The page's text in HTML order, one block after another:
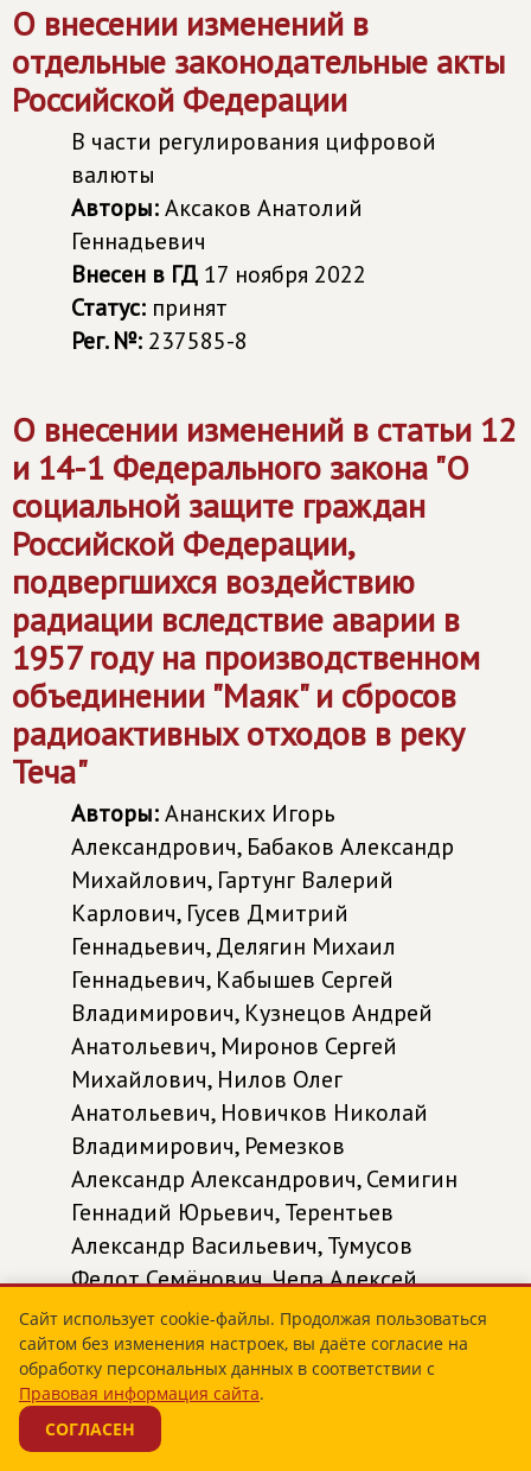
О внесении изменений в
отдельные законодательные акты
Российской Федерации
В части регулирования цифровой
валюты
Авторы:Аксаков Анатолий
Геннадьевич
Внесен в ГД 17 ноября 2022
Статус: принят
Рег. №: 237585-8
О внесении изменений в статьи 12
и 14-1 Федерального закона "О
социальной защите граждан
Российской Федерации,
подвергшихся воздействию
радиации вследствие аварии в
1957 году на производственном
объединении "Маяк" и сбросов
радиоактивных отходов в реку
Теча"
Авторы:Ананских Игорь
Александрович, Бабаков Александр
Михайлович, Гартунг Валерий
Карлович, Гусев Дмитрий
Геннадьевич, Делягин Михаил
Геннадьевич, Кабышев Сергей
Владимирович, Кузнецов Андрей
Анатольевич, Миронов Сергей
Михайлович, Нилов Олег
Анатольевич, Новичков Николай
Владимирович, Ремезков
Александр Александрович, Семигин
Геннадий Юрьевич, Терентьев
Александр Васильевич, Тумусов
Федот Семёнович, Чепа Алексей
Васильевич
Внесен в ГД17 ноября 2022
Статус:возвращен/отозван
Рег. №:237555-8
Сайт использует cookie-файлы. Продолжая пользоваться
сайтом без изменения настроек, вы даёте согласие на
обработку персональных данных в соответствии с
Правовая информация сайта.
СОГЛАСЕН